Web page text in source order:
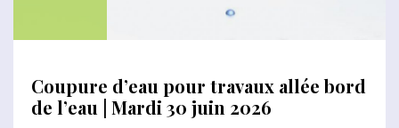
Coupure d’eau pour travaux allée bord
de l’eau | Mardi 30 juin 2026